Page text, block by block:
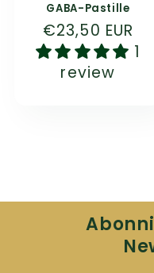
GABA-Pastille
Normaler
Preis
€23,50 EUR
1
review